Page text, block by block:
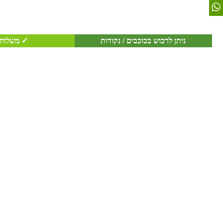
ניתן לרכוש בכוכבים / נקודות ✓